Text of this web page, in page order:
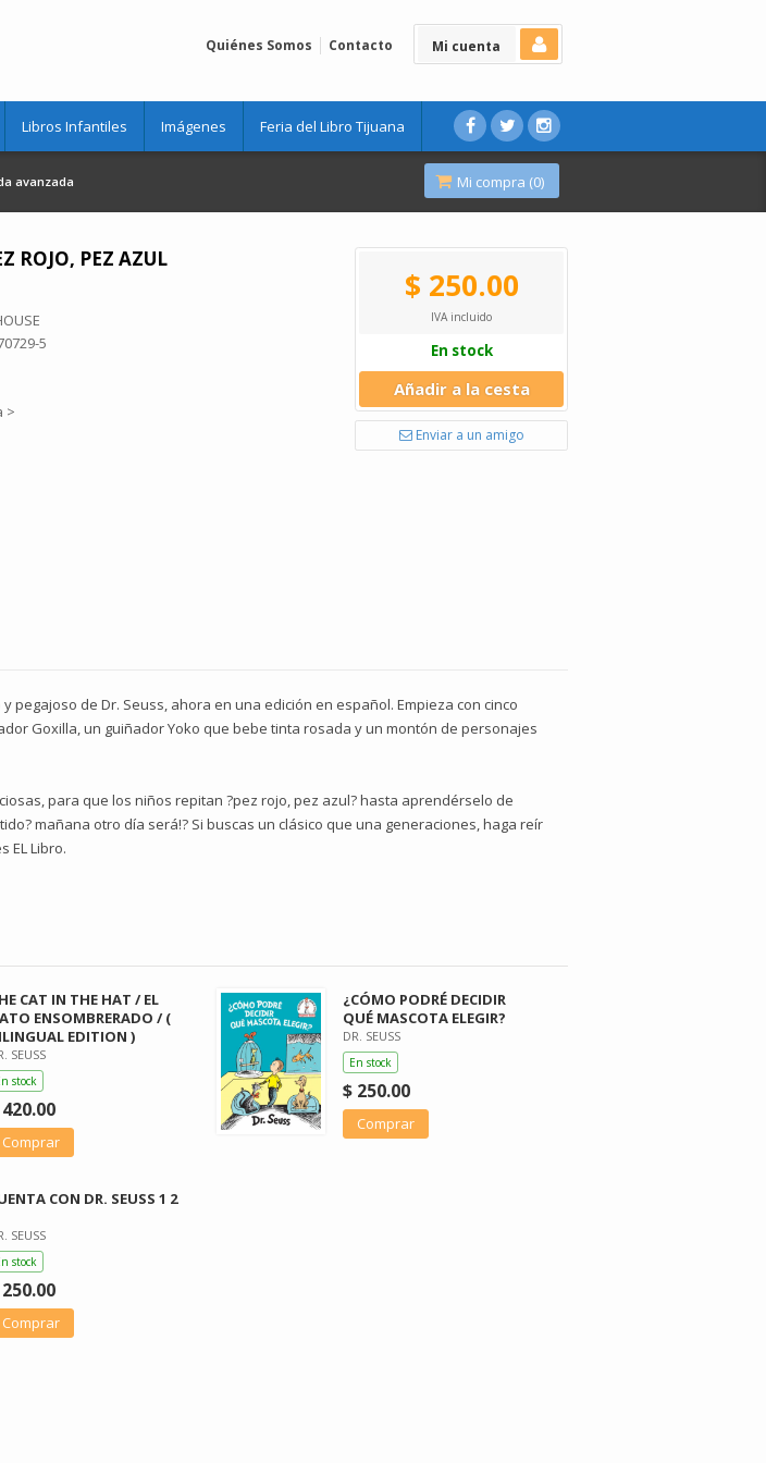
Mi cuenta
Quiénes Somos Contacto
Libros Infantiles Imágenes Feria del Libro Tijuana
avanzada Mi compra (0)
ROJO, PEZ AZUL
5
>
$ 250.00
IVA incluido
En stock
Añadir a la cesta
Enviar a un amigo
pegajoso de Dr. Seuss, ahora en una edición en español. Empieza con cinco
Goxilla, un guiñador Yoko que bebe tinta rosada y un montón de personajes
para que los niños repitan ?pez rojo, pez azul? hasta aprendérselo de
mañana otro día será!? Si buscas un clásico que una generaciones, haga reír
EL Libro.
CAT IN THE HAT / EL
ENSOMBRERADO / (
EDITION )
SEUSS
stock
Comprar
¿CÓMO PODRÉ DECIDIR
QUÉ MASCOTA ELEGIR?
DR. SEUSS
En stock
$ 250.00
Comprar
CON DR. SEUSS 1 2
SEUSS
stock
Comprar